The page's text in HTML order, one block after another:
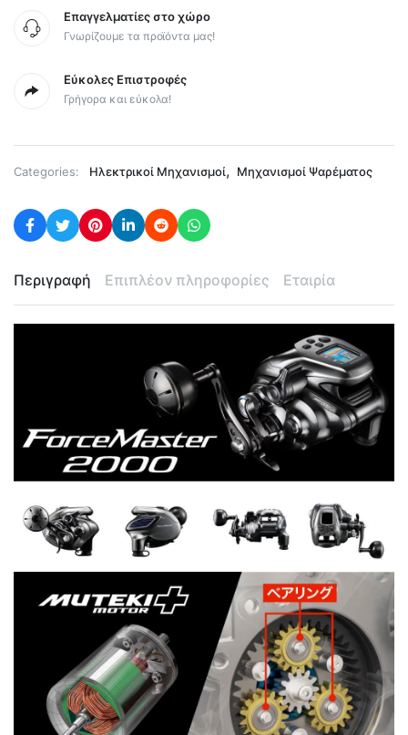
Επαγγελματίες στο χώρο
Γνωρίζουμε τα προϊόντα μας!
Εύκολες Επιστροφές
Γρήγορα και εύκολα!
Categories: Ηλεκτρικοί Μηχανισμοί, Μηχανισμοί Ψαρέματος
Περιγραφή Επιπλέον πληροφορίες Εταιρία